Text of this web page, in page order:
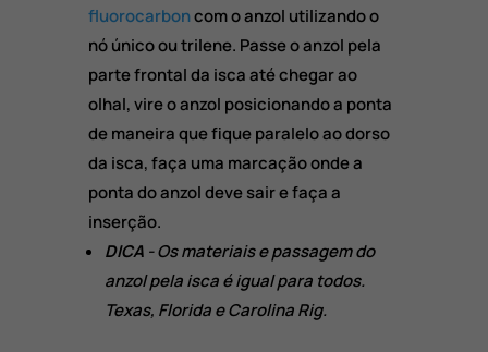
fluorocarboncom o anzol utilizando o
nó único ou trilene. Passe o anzol pela
parte frontal da isca até chegar ao
olhal, vire o anzol posicionando a ponta
de maneira que fique paralelo ao dorso
da isca, faça uma marcação onde a
ponta do anzol deve sair e faça a
inserção.
DICA- Os materiais e passagem do
anzol pela isca é igual para todos.
Texas, Florida e Carolina Rig.